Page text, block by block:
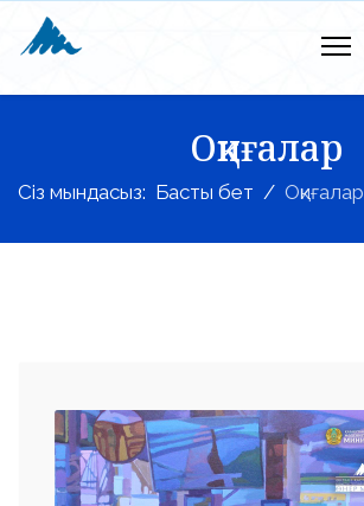
Оқиғалар
Сіз мындасыз: Басты бет Оқиғалар